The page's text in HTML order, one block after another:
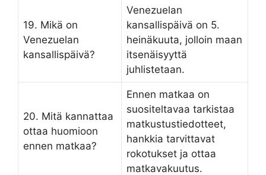
19. Mikä on
Venezuelan
kansallispäivä?
Venezuelan
kansallispäivä on 5.
heinäkuuta, jolloin maan
itsenäisyyttä
juhlistetaan.
20. Mitä kannattaa
ottaa huomioon
ennen matkaa?
Ennen matkaa on
suositeltavaa tarkistaa
matkustustiedotteet,
hankkia tarvittavat
rokotukset ja ottaa
matkavakuutus.